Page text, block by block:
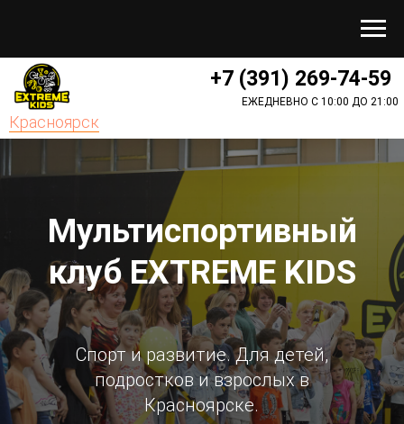
Красноярск
+7 (391) 269-74-59
ЕЖЕДНЕВНО С 10:00 ДО 21:00
Мультиспортивный
клубEXTREME KIDS
Спорт и развитие. Для детей,
подростков и взрослых в
Красноярске.